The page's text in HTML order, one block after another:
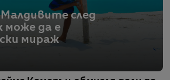
след
може да е
мираж